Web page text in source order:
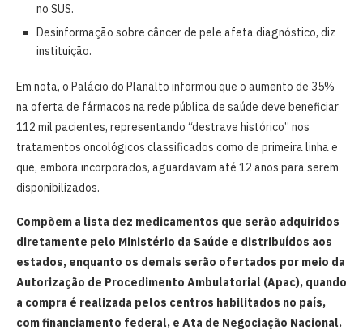
no SUS.
Desinformação sobre câncer de pele afeta diagnóstico, diz
instituição.
Em nota, o Palácio do Planalto informou que o aumento de 35%
na oferta de fármacos na rede pública de saúde deve beneficiar
112 mil pacientes, representando “destrave histórico” nos
tratamentos oncológicos classificados como de primeira linha e
que, embora incorporados, aguardavam até 12 anos para serem
disponibilizados.
Compõem a lista dez medicamentos que serão adquiridos
diretamente pelo Ministério da Saúde e distribuídos aos
estados, enquanto os demais serão ofertados por meio da
Autorização de Procedimento Ambulatorial (Apac), quando
a compra é realizada pelos centros habilitados no país,
com financiamento federal, e Ata de Negociação Nacional.